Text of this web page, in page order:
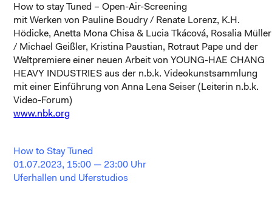
How to stay Tuned – Open-Air-Screening
mit Werken von Pauline Boudry / Renate Lorenz, K.H.
Hödicke, Anetta Mona Chisa & Lucia Tkácová, Rosalia Müller
/ Michael Geißler, Kristina Paustian, Rotraut Pape und der
Weltpremiere einer neuen Arbeit von YOUNG-HAE CHANG
HEAVY INDUSTRIES aus der n.b.k. Videokunstsammlung
mit einer Einführung von Anna Lena Seiser (Leiterin n.b.k.
Video-Forum)
www.nbk.org
How to Stay Tuned
01.07.2023, 15:00 — 23:00 Uhr
Uferhallen und Uferstudios